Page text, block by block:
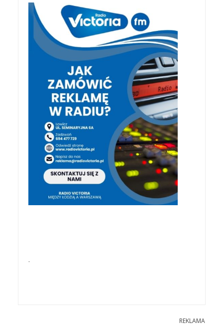
.
REKLAMA